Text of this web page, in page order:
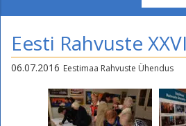
Eesti Rahvuste
06.07.2016 Eestimaa Rahvuste Ühendus